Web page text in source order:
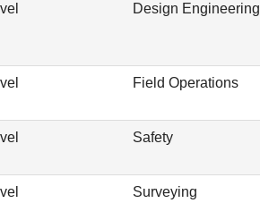
Design Engineering
Field Operations
Safety
Surveying